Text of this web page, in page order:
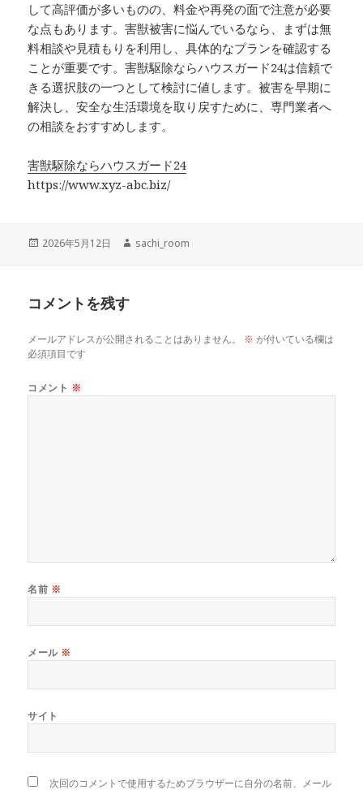
して高評価が多いものの、料金や再発の面で注意が必要
な点もあります。害獣被害に悩んでいるなら、まずは無
料相談や見積もりを利用し、具体的なプランを確認する
ことが重要です。害獣駆除ならハウスガード24は信頼で
きる選択肢の一つとして検討に値します。被害を早期に
解決し、安全な生活環境を取り戻すために、専門業者へ
の相談をおすすめします。
害獣駆除ならハウスガード24
https://www.xyz-abc.biz/
投
2026年5月12日
作
sachi_room
コメントを残す
メールアドレスが公開されることはありません。 ※ が付いている欄は
必須項目です
コメント ※
名前 ※
メール ※
サイト
次回のコメントで使用するためブラウザーに自分の名前、メール